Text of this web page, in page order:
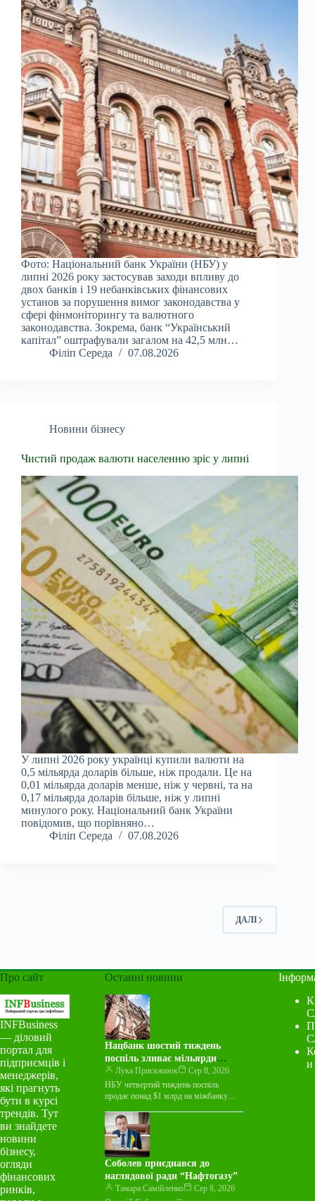
Фото: Національний банк України (НБУ) у
липні 2026 року застосував заходи впливу до
двох банків і 19 небанківських фінансових
установ за порушення вимог законодавства у
сфері фінмоніторингу та валютного
законодавства. Зокрема, банк “Український
капітал” оштрафували загалом на 42,5 млн…
Філіп Середа
07.08.2026
Новини бізнесу
Чистий продаж валюти населенню зріс у липні
У липні 2026 року українці купили валюти на
0,5 мільярда доларів більше, ніж продали. Це на
0,01 мільярда доларів менше, ніж у червні, та на
0,17 мільярда доларів більше, ніж у липні
минулого року. Національний банк України
повідомив, що порівняно…
Філіп Середа
07.08.2026
ДАЛІ
Про сайт
INFBusiness
— діловий
портал для
підприємців і
менеджерів,
які прагнуть
бути в курсі
трендів. Тут
ви знайдете
новини
бізнесу,
огляди
фінансових
ринків,
Останні новини
Нацбанк шостий тиждень
поспіль зливає мільярди
валюти на міжбанку
Лука Присяжнюк
Сер 8, 2026
НБУ четвертий тиждень поспіль
продає понад $1 млрд на міжбанку
тижня з 3 по 7 серпня…
Соболев приєднався до
наглядової ради “Нафтогазу”
Тамара Самійленко
Сер 8, 2026
и